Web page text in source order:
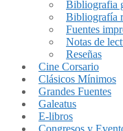
Bibliografia
Bibliografía
Fuentes
Notas de
Reseñas
Cine Corsario
Clásicos Mínimos
Grandes Fuentes
Galeatus
E-libros
Congresos y